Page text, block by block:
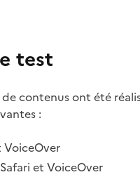
test
contenus ont été
:
VoiceOver
et VoiceOver